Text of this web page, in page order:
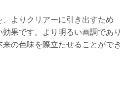
よりクリアーに引き出すため
果です。より明るい画調であり
の色味を際立たせることができ